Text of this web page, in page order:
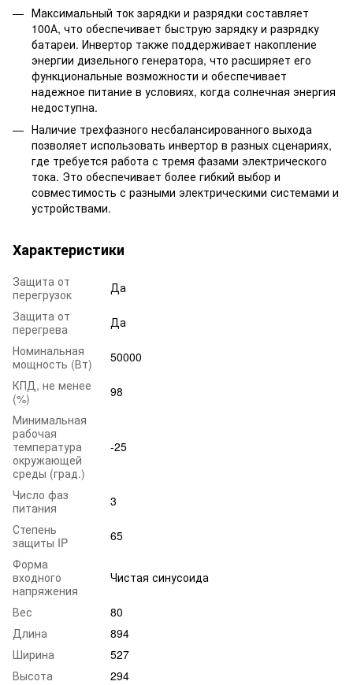
Максимальный ток зарядки и разрядки составляет
100А, что обеспечивает быструю зарядку и разрядку
батареи. Инвертор также поддерживает накопление
энергии дизельного генератора, что расширяет его
функциональные возможности и обеспечивает
надежное питание в условиях, когда солнечная энергия
недоступна.
Наличие трехфазного несбалансированного выхода
позволяет использовать инвертор в разных сценариях,
где требуется работа с тремя фазами электрического
тока. Это обеспечивает более гибкий выбор и
совместимость с разными электрическими системами и
устройствами.
Характеристики
Защита от
перегрузок
Да
Защита от
перегрева
Да
Номинальная
мощность (Вт)
50000
КПД, не менее
(%)
98
Минимальная
рабочая
температура
окружающей
среды (град.)
-25
Число фаз
питания
3
Степень
защиты IP
65
Форма
входного
напряжения
Чистая синусоида
Вес
80
Длина
894
Ширина
527
Высота
294